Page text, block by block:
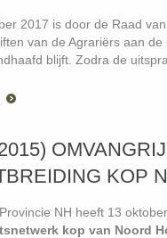
2017 is door de Raad
van de Agrariërs aan
blijft. Zodra de
KOP
NH heeft 13
kop van Noord